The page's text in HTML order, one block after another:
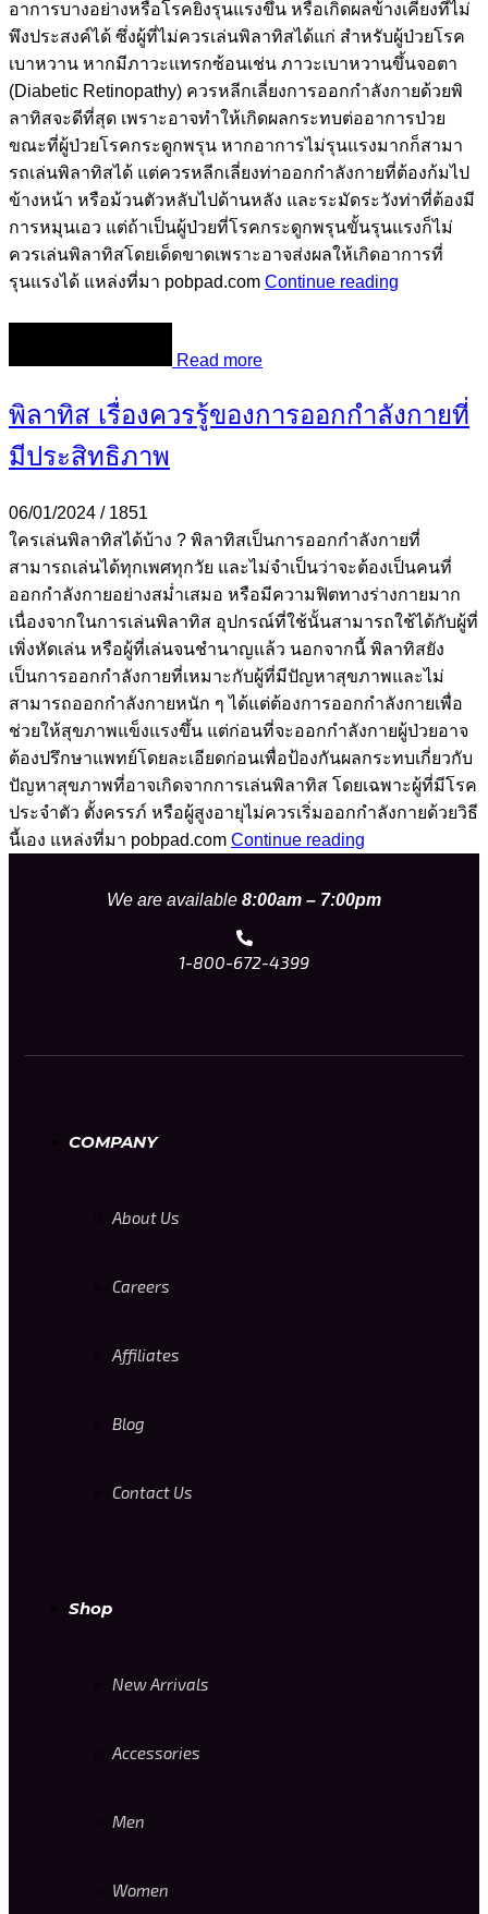
อาการบางอย่างหรือโรคยิ่งรุนแรงขึ้น หรือเกิดผลข้างเคียงที่ไม่
พึงประสงค์ได้ ซึ่งผู้ที่ไม่ควรเล่นพิลาทิสได้แก่ สำหรับผู้ป่วยโรค
เบาหวาน หากมีภาวะแทรกซ้อนเช่น ภาวะเบาหวานขึ้นจอตา
(Diabetic Retinopathy) ควรหลีกเลี่ยงการออกกำลังกายด้วยพิ
ลาทิสจะดีที่สุด เพราะอาจทำให้เกิดผลกระทบต่ออาการป่วย
ขณะที่ผู้ป่วยโรคกระดูกพรุน หากอาการไม่รุนแรงมากก็สามา
รถเล่นพิลาทิสได้ แต่ควรหลีกเลี่ยงท่าออกกำลังกายที่ต้องก้มไป
ข้างหน้า หรือม้วนตัวหลับไปด้านหลัง และระมัดระวังท่าที่ต้องมี
การหมุนเอว แต่ถ้าเป็นผู้ป่วยที่โรคกระดูกพรุนขั้นรุนแรงก็ไม่
ควรเล่นพิลาทิสโดยเด็ดขาดเพราะอาจส่งผลให้เกิดอาการที่
รุนแรงได้ แหล่งที่มา pobpad.com Continue reading
Read more
พิลาทิส เรื่องควรรู้ของการออกกำลังกายที่
มีประสิทธิภาพ
06/01/2024 / 1851
ใครเล่นพิลาทิสได้บ้าง ? พิลาทิสเป็นการออกกำลังกายที่
สามารถเล่นได้ทุกเพศทุกวัย และไม่จำเป็นว่าจะต้องเป็นคนที่
ออกกำลังกายอย่างสม่ำเสมอ หรือมีความฟิตทางร่างกายมาก
เนื่องจากในการเล่นพิลาทิส อุปกรณ์ที่ใช้นั้นสามารถใช้ได้กับผู้ที่
เพิ่งหัดเล่น หรือผู้ที่เล่นจนชำนาญแล้ว นอกจากนี้ พิลาทิสยัง
เป็นการออกกำลังกายที่เหมาะกับผู้ที่มีปัญหาสุขภาพและไม่
สามารถออกกำลังกายหนัก ๆ ได้แต่ต้องการออกกำลังกายเพื่อ
ช่วยให้สุขภาพแข็งแรงขึ้น แต่ก่อนที่จะออกกำลังกายผู้ป่วยอาจ
ต้องปรึกษาแพทย์โดยละเอียดก่อนเพื่อป้องกันผลกระทบเกี่ยวกับ
ปัญหาสุขภาพที่อาจเกิดจากการเล่นพิลาทิส โดยเฉพาะผู้ที่มีโรค
ประจำตัว ตั้งครรภ์ หรือผู้สูงอายุไม่ควรเริ่มออกกำลังกายด้วยวิธี
นี้เอง แหล่งที่มา pobpad.com Continue reading
We are available 8:00am – 7:00pm
1-800-672-4399
COMPANY
About Us
Careers
Affiliates
Blog
Contact Us
Shop
New Arrivals
Accessories
Men
Women